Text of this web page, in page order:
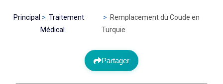
Principal
Traitement
Médical
Remplacement du Coude en
Turquie
Partager